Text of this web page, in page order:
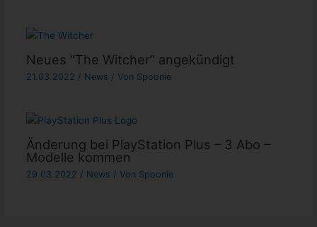
Neues “The Witcher” angekündigt
21.03.2022 / News / Von Spoonie
Änderung bei PlayStation Plus – 3 Abo –
Modelle kommen
29.03.2022 / News / Von Spoonie